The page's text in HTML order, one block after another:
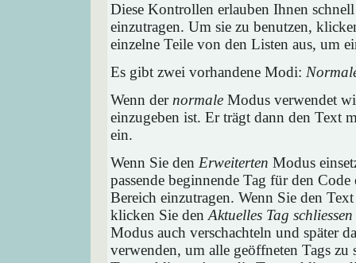
Diese Kontrollen erlauben Ihnen
einzutragen. Um sie zu benutzen,
einzelne Teile von den Listen aus, um
Es gibt zwei vorhandene Modi:
Wenn der normale Modus verwendet
einzugeben ist. Er trägt dann den Text
ein.
Wenn Sie den Erweiterten Modus
passende beginnende Tag für den
Bereich einzutragen. Wenn Sie den
klicken Sie den Aktuelles Tag schliessen
Modus auch verschachteln und später
verwenden, um alle geöffneten Tags